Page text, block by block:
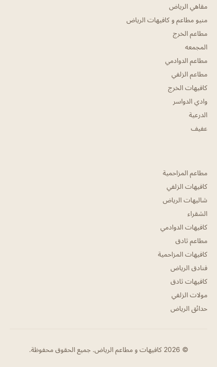
مقاهي الرياض
منيو مطاعم و كافيهات الرياض
مطاعم الخرج
المجمعه
مطاعم الدوادمي
مطاعم الزلفي
كافيهات الخرج
وادي الدواسر
الدرعية
عفيف
مطاعم المزاحمية
كافيهات الزلفي
شاليهات الرياض
الشقراء
كافيهات الدوادمي
مطاعم ثادق
كافيهات المزاحمية
فنادق الرياض
كافيهات ثادق
مولات الزلفي
حدائق الرياض
© 2026 كافيهات و مطاعم الرياض. جميع الحقوق محفوظة.